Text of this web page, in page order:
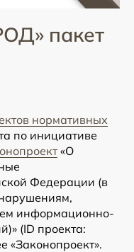
пакет
нормативных
по инициативе
«О
Федерации (в
информационно-
(ID проекта:
«Законопроект».